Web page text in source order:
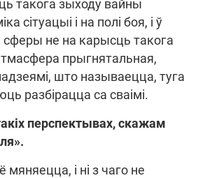
такога зыходу вайны
сітуацыі і на полі боя, і ў
не на карысць такога
прыгнятальная,
што называецца, туга
разбірацца са сваімі.
перспектывах, скажам
і ні з чаго не